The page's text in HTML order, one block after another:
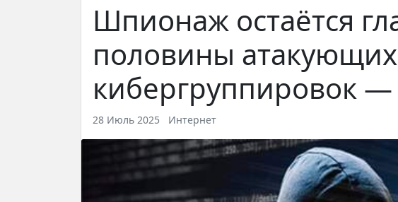
Шпионаж остаётся
половины
кибергруппировок —
28 Июль 2025 Интернет